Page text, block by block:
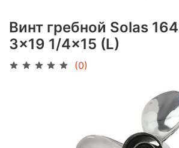
Винт гребной Solas
3x19 1/4x15 (L)
(0)